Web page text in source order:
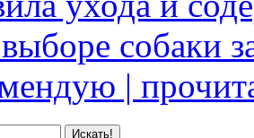
собаки
|